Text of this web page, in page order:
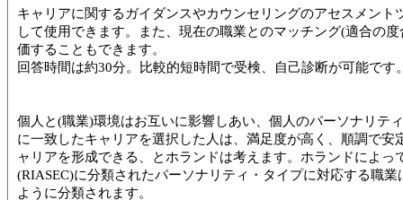
キャリアに関するガイダンスやカウンセリングのアセスメント
して使用できます。また、現在の職業とのマッチング(適合の
価することもできます。
回答時間は約30分。比較的短時間で受検、自己診断が可能です
個人と(職業)環境はお互いに影響しあい、個人のパーソナリテ
に一致したキャリアを選択した人は、満足度が高く、順調で安
ャリアを形成できる、とホランドは考えます。ホランドによっ
(RIASEC)に分類されたパーソナリティ・タイプに対応する職業
ように分類されます。